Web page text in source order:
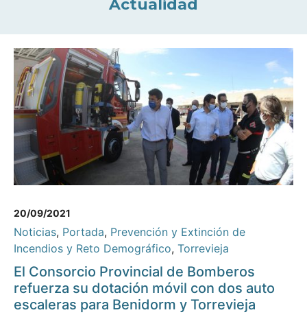
Actualidad
20/09/2021
Noticias, Portada, Prevención y Extinción de
Incendios y Reto Demográfico, Torrevieja
El Consorcio Provincial de Bomberos
refuerza su dotación móvil con dos auto
escaleras para Benidorm y Torrevieja